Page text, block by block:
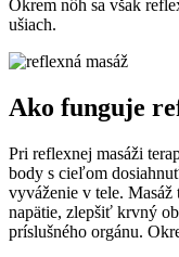
Okrem nôh sa však
ušiach.
Ako funguje
Pri reflexnej masáži
body s cieľom
vyváženie v tele.
napätie, zlepšiť krvný
príslušného orgánu.